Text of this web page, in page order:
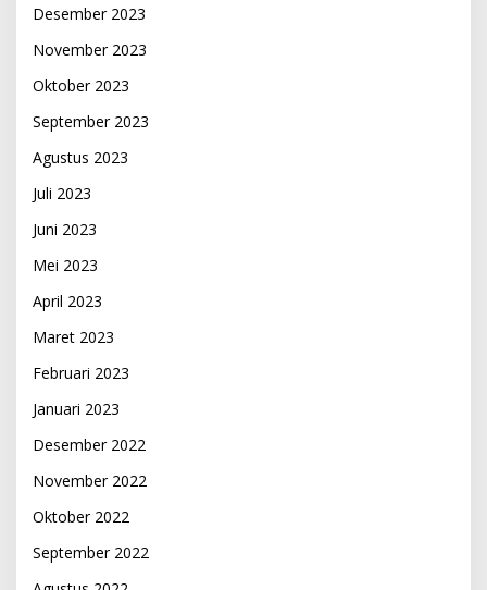
Desember 2023
November 2023
Oktober 2023
September 2023
Agustus 2023
Juli 2023
Juni 2023
Mei 2023
April 2023
Maret 2023
Februari 2023
Januari 2023
Desember 2022
November 2022
Oktober 2022
September 2022